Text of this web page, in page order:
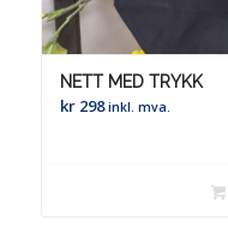
NETT MED TRYKK
kr298 inkl. mva.